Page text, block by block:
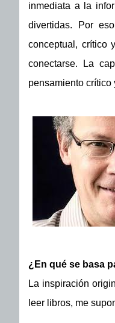
inmediata a la
divertidas. Por
conceptual, crítico
conectarse. La
pensamiento crítico
¿En qué se basa
La inspiración
leer libros, me